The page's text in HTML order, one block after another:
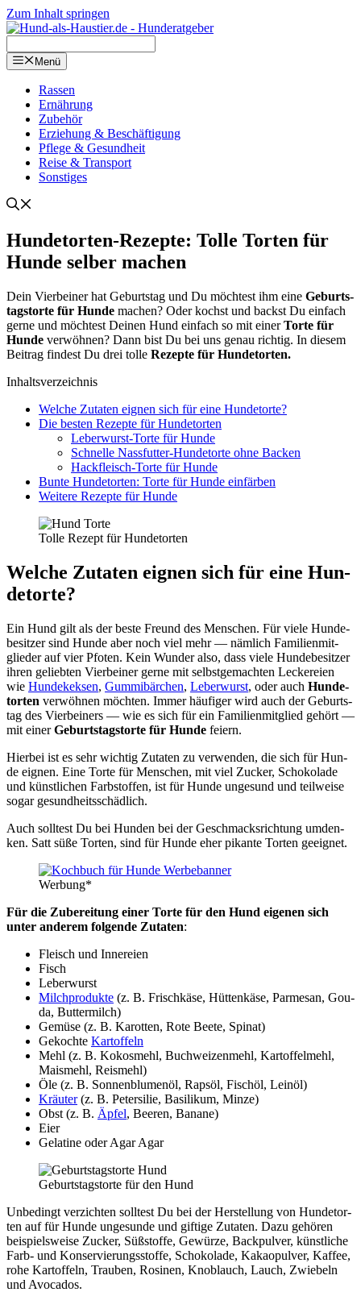
Zum Inhalt springen
Menü
Ras­sen
Ernäh­rung
Zube­hör
Erzie­hung & Beschäf­ti­gung
Pfle­ge & Gesund­heit
Rei­se & Trans­port
Sons­ti­ges
Hun­de­tor­ten-Rezep­te: Tol­le Tor­ten für
Hun­de sel­ber machen
Dein Vier­bei­ner hat Geburts­tag und Du möch­test ihm eine Geburts­
tags­tor­te für Hun­de machen? Oder kochst und backst Du ein­fach
ger­ne und möch­test Dei­nen Hund ein­fach so mit einerTor­te für
Hun­de ver­wöh­nen? Dann bist Du bei uns genau rich­tig. In die­sem
Bei­trag fin­dest Du drei tol­le Rezep­te für Hun­de­tor­ten.
Inhalts­ver­zeich­nis
Wel­che Zuta­ten eig­nen sich für eine Hun­de­tor­te?
Die bes­ten Rezep­te für Hun­de­tor­ten
Leber­wurst-Tor­te für Hun­de
Schnel­le Nass­fut­ter-Hun­de­tor­te ohne Backen
Hack­fleisch-Tor­te für Hun­de
Bun­te Hun­de­tor­ten: Tor­te für Hun­de ein­fär­ben
Wei­te­re Rezep­te für Hun­de
Tol­le Rezept für Hun­de­tor­ten
Wel­che Zuta­ten eig­nen sich für eine Hun­
de­tor­te?
Ein Hund gilt als der bes­te Freund des Men­schen. Für vie­le Hun­de­
be­sit­zer sind Hun­de aber noch viel mehr — näm­lich Fami­li­en­mit­
glie­der auf vier Pfo­ten. Kein Wun­der also, dass vie­le Hun­de­be­sit­zer
ihren gelieb­ten Vier­bei­ner ger­ne mit selbst­ge­mach­ten Lecke­rei­en
wie Hun­de­kek­sen, Gum­mi­bär­chen, Leber­wurst, oder auch Hun­de­
tor­ten ver­wöh­nen möch­ten. Immer häu­fi­ger wird auch der Geburts­
tag des Vier­bei­ners — wie es sich für ein Fami­li­en­mit­glied gehört —
mit einerGeburts­tags­tor­te für Hun­de fei­ern.
Hier­bei ist es sehr wich­tig Zuta­ten zu ver­wen­den, die sich für Hun­
de eig­nen. Eine Tor­te für Men­schen, mit viel Zucker, Scho­ko­la­de
und künst­li­chen Farb­stof­fen, ist für Hun­de unge­sund und teil­wei­se
sogar gesund­heits­schäd­lich.
Auch soll­test Du bei Hun­den bei der Geschmacks­rich­tung umden­
ken. Satt süße Tor­ten, sind für Hun­de eher pikan­te Tor­ten geeig­net.
Wer­bung*
Für die Zube­rei­tung einer Tor­te für den Hund eige­nen sich
unter ande­rem fol­gen­de Zuta­ten:
Fleisch und Inne­rei­en
Fisch
Leber­wurst
Milch­pro­duk­te (z. B. Frisch­kä­se, Hüt­ten­kä­se, Par­me­san, Gou­
da, But­ter­milch)
Gemü­se (z. B. Karot­ten, Rote Bee­te, Spi­nat)
Gekoch­te Kar­tof­feln
Mehl (z. B. Kokos­mehl, Buch­wei­zen­mehl, Kar­tof­fel­mehl,
Mais­mehl, Reis­mehl)
Öle (z. B. Son­nen­blu­men­öl, Raps­öl, Fisch­öl, Lein­öl)
Kräu­ter(z. B. Peter­si­lie, Basi­li­kum, Min­ze)
Obst (z. B. Äpfel, Bee­ren, Bana­ne)
Eier
Gela­ti­ne oder Agar Agar
Geburts­tags­tor­te für den Hund
Unbe­dingt ver­zich­ten soll­test Du bei der Her­stel­lung von Hun­de­tor­
ten auf für Hun­de unge­sun­de und gif­ti­ge Zuta­ten. Dazu gehö­ren
bei­spiels­wei­se Zucker, Süß­stof­fe, Gewür­ze, Back­pul­ver, künst­li­che
Farb- und Kon­ser­vie­rungs­stof­fe, Scho­ko­la­de, Kakao­pul­ver, Kaf­fee,
rohe Kar­tof­feln, Trau­ben, Rosi­nen, Knob­lauch, Lauch, Zwie­beln
und Avo­ca­dos.